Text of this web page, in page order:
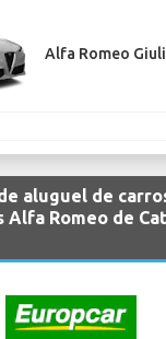
Alfa Romeo
aluguel de
Alfa Romeo de